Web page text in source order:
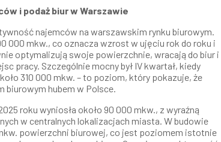
i podaż biur w Warszawie
najemców na warszawskim rynku biurowym.
000 mkw., co oznacza wzrost w ujęciu rok do roku i
optymalizują swoje powierzchnie, wracają do biur i
pracy. Szczególnie mocny był IV kwartał, kiedy
310 000 mkw. – to poziom, który pokazuje, że
biurowym hubem w Polsce.
roku wyniosła około 90 000 mkw., z wyraźną
w centralnych lokalizacjach miasta. W budowie
powierzchni biurowej, co jest poziomem istotnie